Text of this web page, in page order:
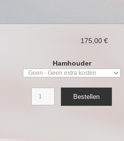
175,00 €
Hamhouder